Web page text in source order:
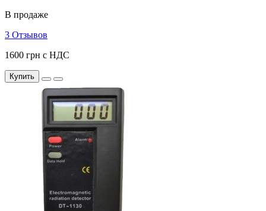
В продаже
3 Отзывов
1600 грн с НДС
Купить